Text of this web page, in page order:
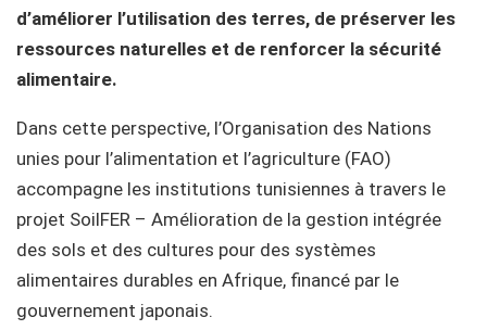
d’améliorer l’utilisation des terres, de préserver les
ressources naturelles et de renforcer la sécurité
alimentaire.
Dans cette perspective, l’Organisation des Nations
unies pour l’alimentation et l’agriculture (FAO)
accompagne les institutions tunisiennes à travers le
projet SoilFER – Amélioration de la gestion intégrée
des sols et des cultures pour des systèmes
alimentaires durables en Afrique, financé par le
gouvernement japonais.